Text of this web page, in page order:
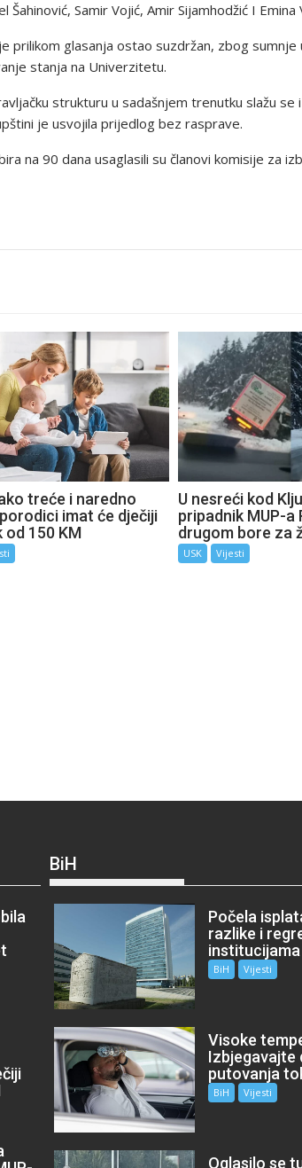
Samir Vojić, Amir Sijamhodžić I Emina
prilikom glasanja ostao suzdržan, zbog
stanja na Univerzitetu.
strukturu u sadašnjem trenutku slažu se i
je usvojila prijedlog bez rasprave.
na 90 dana usaglasili su članovi komisije za
treće i naredno
imat će dječiji
od 150 KM
U nesreći kod
pripadnik MUP-a
drugom bore za
USK Vijesti
BiH
Počela
razlike i
institucijama
BiH Vijesti
Visoke
Izbjegavajte
putovanja
BiH Vijesti
Oglasilo se